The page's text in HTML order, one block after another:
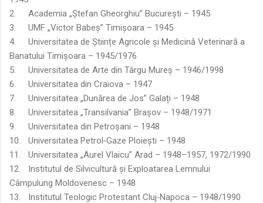
2.
Academia „Ștefan Gheorghiu” București – 1945
3.
UMF „Victor Babeș” Timișoara – 1945
4.
Universitatea de Științe Agricole și Medicină Veterinară a
Banatului Timișoara – 1945/1976
5.
Universitatea de Arte din Târgu Mureș – 1946/1998
6.
Universitatea din Craiova – 1947
7.
Universitatea „Dunărea de Jos” Galați – 1948
8.
Universitatea „Transilvania” Brașov – 1948/1971
9.
Universitatea din Petroșani – 1948
10.
Universitatea Petrol‑Gaze Ploiești – 1948
11.
Universitatea „Aurel Vlaicu” Arad – 1948–1957, 1972/1990
12.
Institutul de Silvicultură și Exploatarea Lemnului
Câmpulung Moldovenesc – 1948
13.
Institutul Teologic Protestant Cluj‑Napoca – 1948/1990